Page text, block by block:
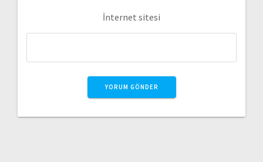
İnternet sitesi